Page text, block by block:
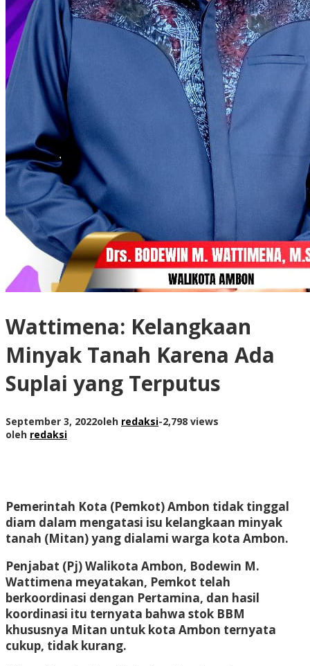
Wattimena: Kelangkaan
Minyak Tanah Karena Ada
Suplai yang Terputus
September 3, 2022oleh redaksi-2,798 views
oleh redaksi
Pemerintah Kota (Pemkot) Ambon tidak tinggal
diam dalam mengatasi isu kelangkaan minyak
tanah (Mitan) yang dialami warga kota Ambon.
Penjabat (Pj) Walikota Ambon, Bodewin M.
Wattimena meyatakan, Pemkot telah
berkoordinasi dengan Pertamina, dan hasil
koordinasi itu ternyata bahwa stok BBM
khususnya Mitan untuk kota Ambon ternyata
cukup, tidak kurang.